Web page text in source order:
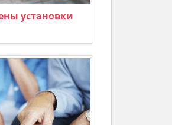
установки